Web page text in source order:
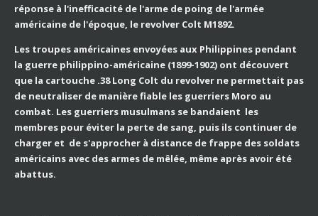
réponse à l'inefficacité de l'arme de poing de l'armée
américaine de l'époque, le revolver Colt M1892.
Les troupes américaines envoyées aux Philippines pendant
la guerre philippino-américaine (1899-1902) ont découvert
que la cartouche .38 Long Colt du revolver ne permettait pas
de neutraliser de manière fiable les guerriers Moro au
combat. Les guerriers musulmans se bandaient les
membres pour éviter la perte de sang, puis ils continuer de
charger et de s'approcher à distance de frappe des soldats
américains avec des armes de mêlée, même après avoir été
abattus.